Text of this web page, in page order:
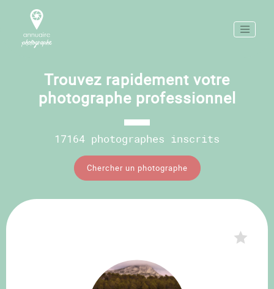
Trouvez rapidement votre
photographe professionnel
17164 photographes inscrits
Chercher un photographe